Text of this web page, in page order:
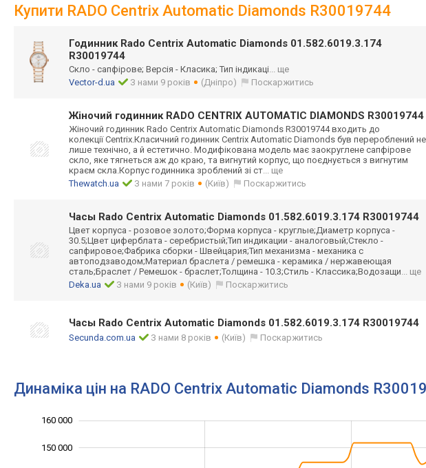
Купити RADO Centrix Automatic Diamonds R30019744
Годинник Rado Centrix Automatic Diamonds 01.582.6019.3.174
R30019744
Скло - сапфірове; Версія - Класика; Тип індикаці... ще
Vector-d.ua
З нами 9 років (Дніпро) Поскаржитись
Жіночий годинник RADO CENTRIX AUTOMATIC DIAMONDS R30019744
Жіночий годинник Rado Centrix Automatic Diamonds R30019744 входить до
колекції Centrix.Класичний годинник Centrix Automatic Diamonds був перероблений не
лише технічно, а й естетично. Модифікована модель має заокруглене сапфірове
скло, яке тягнеться аж до краю, та вигнутий корпус, що поєднується з вигнутим
краєм скла.Корпус годинника зроблений зі ст... ще
Thewatch.ua
З нами 7 років (Київ) Поскаржитись
Часы Rado Centrix Automatic Diamonds 01.582.6019.3.174 R30019744
Цвет корпуса - розовое золото;Форма корпуса - круглые;Диаметр корпуса -
30.5;Цвет циферблата - серебристый;Тип индикации - аналоговый;Стекло -
сапфировое;Фабрика сборки - Швейцария;Тип механизма - механика с
автоподзаводом;Материал браслета / ремешка - керамика / нержавеющая
сталь;Браслет / Ремешок - браслет;Толщина - 10.3;Стиль - Классика;Водозащи... ще
Deka.ua
З нами 9 років (Київ) Поскаржитись
Часы Rado Centrix Automatic Diamonds 01.582.6019.3.174 R30019744
Secunda.com.ua З нами 8 років (Київ) Поскаржитись
Динаміка цін на RADO Centrix Automatic Diamonds
150 000
160 000